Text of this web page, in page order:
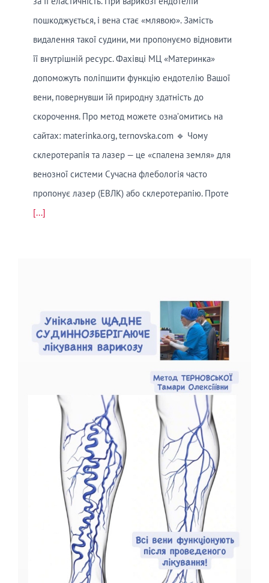
пошкоджується, і вена стає «млявою». Замість
видалення такої судини, ми пропонуємо відновити
її внутрішній ресурс. Фахівці МЦ «Материнка»
допоможуть поліпшити функцію ендотелію Вашої
вени, повернувши їй природну здатність до
скорочення. Про метод можете озна’омитись на
сайтах: materinka.org, ternovska.com 🔹 Чому
склеротерапія та лазер — це «спалена земля» для
венозної системи Сучасна флебологія часто
пропонує лазер (ЕВЛК) або склеротерапію. Проте
[...]